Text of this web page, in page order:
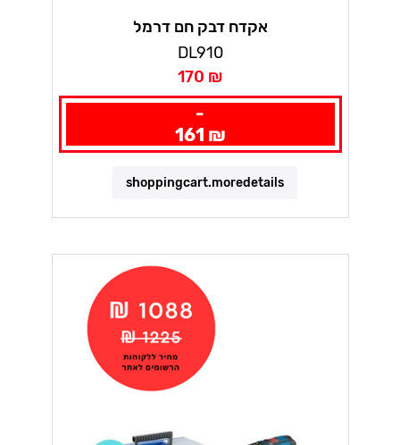
אקדח דבק חם דרמל
DL910
170 ₪
-
161 ₪
shoppingcart.moredetails